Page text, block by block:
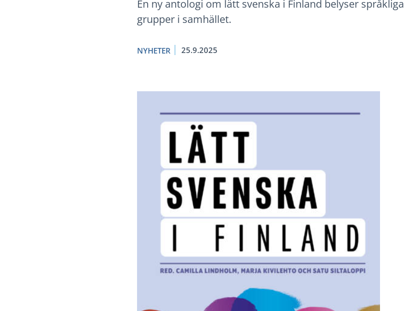
En ny antologi om lätt svenska i Finland belyser
grupper i samhället.
NYHETER 25.9.2025